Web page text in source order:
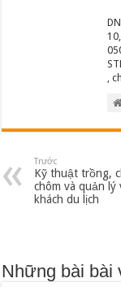
,
Trước
Kỹ thuật trồng,
chôm và quản lý
khách du lịch
Những bài bài